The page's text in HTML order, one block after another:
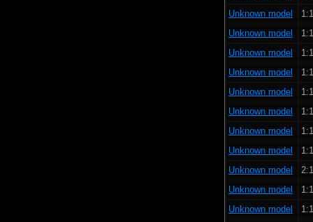
Unknown model
Unknown model
Unknown model
Unknown model
Unknown model
Unknown model
Unknown model
Unknown model
Unknown model
Unknown model
Unknown model